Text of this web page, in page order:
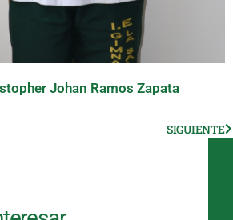
Johan Ramos Zapata
SIGUIENTE